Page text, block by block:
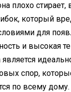
плохо
который
для
и высокая
спор,
по всему дому.